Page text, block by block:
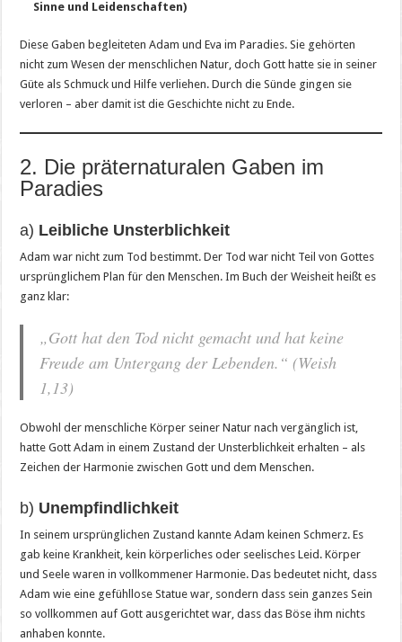
Sinne und Leidenschaften)
Diese Gaben begleiteten Adam und Eva im Paradies. Sie gehörten
nicht zum Wesen der menschlichen Natur, doch Gott hatte sie in seiner
Güte als Schmuck und Hilfe verliehen. Durch die Sünde gingen sie
verloren – aber damit ist die Geschichte nicht zu Ende.
2. Die präternaturalen Gaben im
Paradies
a) Leibliche Unsterblichkeit
Adam war nicht zum Tod bestimmt. Der Tod war nicht Teil von Gottes
ursprünglichem Plan für den Menschen. Im Buch der Weisheit heißt es
ganz klar:
„Gott hat den Tod nicht gemacht und hat keine
Freude am Untergang der Lebenden.“ (Weish
1,13)
Obwohl der menschliche Körper seiner Natur nach vergänglich ist,
hatte Gott Adam in einem Zustand der Unsterblichkeit erhalten – als
Zeichen der Harmonie zwischen Gott und dem Menschen.
b) Unempfindlichkeit
In seinem ursprünglichen Zustand kannte Adam keinen Schmerz. Es
gab keine Krankheit, kein körperliches oder seelisches Leid. Körper
und Seele waren in vollkommener Harmonie. Das bedeutet nicht, dass
Adam wie eine gefühllose Statue war, sondern dass sein ganzes Sein
so vollkommen auf Gott ausgerichtet war, dass das Böse ihm nichts
anhaben konnte.